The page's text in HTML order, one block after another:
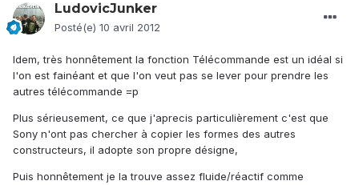
LudovicJunker
Posté(e) 10 avril 2012
Idem, très honnêtement la fonction Télécommande est un idéal si
l'on est fainéant et que l'on veut pas se lever pour prendre les
autres télécommande =p
Plus sérieusement, ce que j'aprecis particulièrement c'est que
Sony n'ont pas chercher à copier les formes des autres
constructeurs, il adopte son propre désigne,
Puis honnêtement je la trouve assez fluide/réactif comme